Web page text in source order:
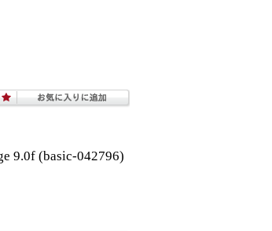
9.0f (basic-042796)